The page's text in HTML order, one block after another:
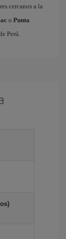
cercanos a la
o Punta
Perú.